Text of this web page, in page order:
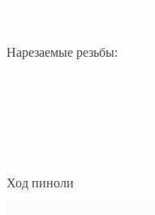
Нарезаемые резьбы:
Ход пиноли